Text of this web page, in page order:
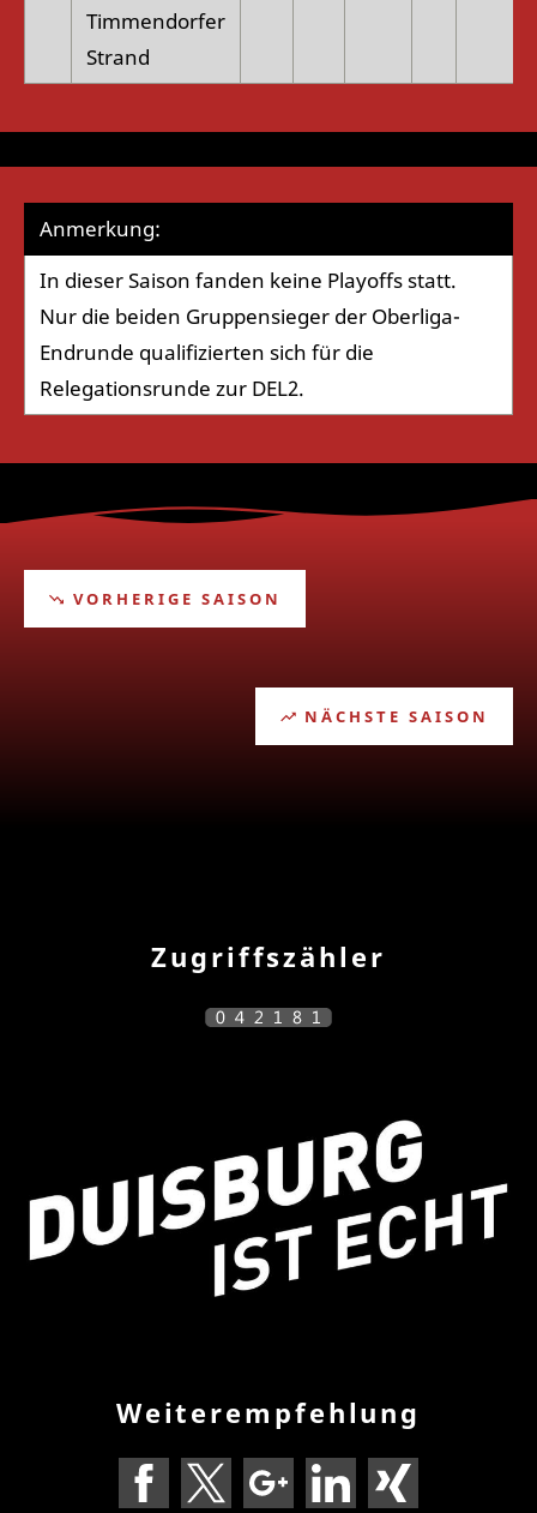
Timmendorfer
Strand
Anmerkung:
In dieser Saison fanden keine Playoffs statt.
Nur die beiden Gruppensieger der Oberliga-
Endrunde qualifizierten sich für die
Relegationsrunde zur DEL2.
VORHERIGE SAISON
NÄCHSTE SAISON
Zugriffszähler
Weiterempfehlung